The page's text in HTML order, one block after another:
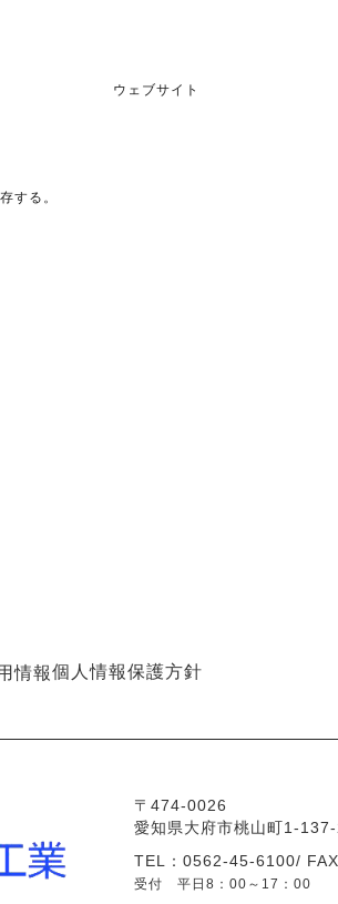
ウェブサイト
する。
情報個人情報保護方針
〒474-0026
愛知県大府市桃山町1-
TEL：0562-45-6100/
受付 平日8：00～17：00